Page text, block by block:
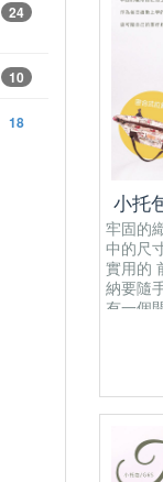
24
10
18
小托
牢固的
中的尺
實用的
納要隨
有一個
有開
為防